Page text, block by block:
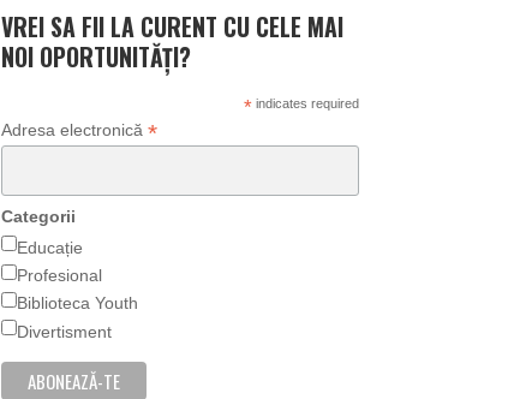
VREI SA FII LA CURENT CU CELE MAI
NOI OPORTUNITĂȚI?
*indicates required
Adresa electronică *
Categorii
Educație
Profesional
Biblioteca Youth
Divertisment